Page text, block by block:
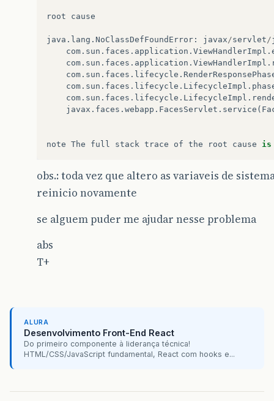
root cause
java . lang . NoClassDefFoundError : javax/servlet/
com . sun . faces . application . ViewHandlerImpl .
com . sun . faces . application . ViewHandlerImpl .
com . sun . faces . lifecycle .
com . sun . faces . lifecycle . LifecycleImpl .
com . sun . faces . lifecycle . LifecycleImpl .
javax . faces . webapp . FacesServlet . service (
note The full stack trace of the root cause is
obs.: toda vez que altero as variaveis de
reinicio novamente
se alguem puder me ajudar nesse problema
abs
T+
ALURA
Desenvolvimento Front-End React
Do primeiro componente à liderança técnica!
HTML/CSS/JavaScript fundamental, React com hooks e...